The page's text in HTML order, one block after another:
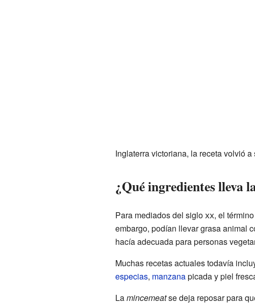
Inglaterra victoriana, la receta volvió
¿Qué ingredientes lleva
Para mediados del sigloxx, el término
embargo, podían llevar grasa animal
hacía adecuada para personas
Muchas recetas actuales todavía
especias, manzanapicada y piel
Lamincemeatse deja reposar para